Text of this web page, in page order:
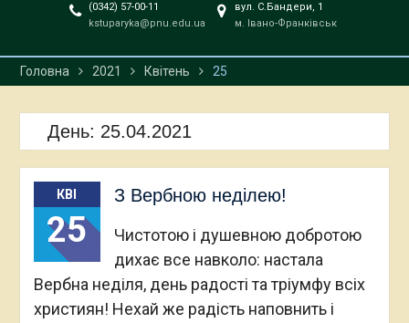
(0342) 57-00-11
kstuparyka@pnu.edu.ua
вул. С.Бандери, 1
м. Івано-Франківськ
Головна 2021 Квітень 25
День: 25.04.2021
КВІ
25
З Вербною неділею!
Чистотою і душевною добротою
дихає все навколо: настала
Вербна неділя, день радості та тріумфу всіх
християн! Нехай же радість наповнить і